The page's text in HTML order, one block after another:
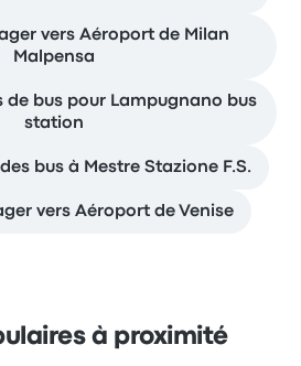
vers Aéroport de Milan
Malpensa
de bus pour Lampugnano bus
station
bus à Mestre Stazione F.S.
vers Aéroport de Venise
à proximité